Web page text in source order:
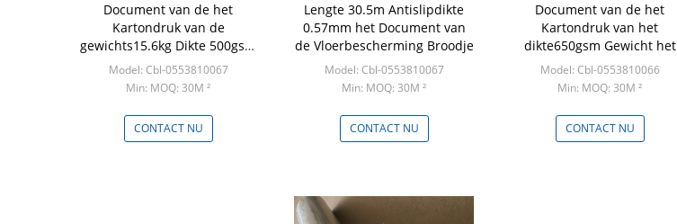
Document van de het
Kartondruk van de
gewichts15.6kg Dikte 500gsm
het Op zwaar werk
berekende
Model: Cbl-0553810067
Min: MOQ: 30M ²
CONTACT NU
Lengte 30.5m Antislipdikte
0.57mm het Document van
de Vloerbescherming Broodje
Model: Cbl-0553810067
Min: MOQ: 30M ²
CONTACT NU
Document van de het
Kartondruk van het
dikte650gsm Gewicht het
15.7KG Gelamineerde
Model: Cbl-0553810066
Min: MOQ: 30M ²
CONTACT NU